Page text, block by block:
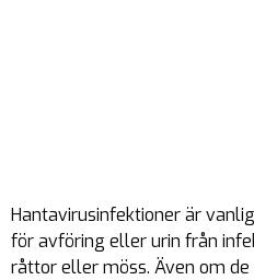
Hantavirusinfektioner är
för avföring eller urin från
råttor eller möss. Även om